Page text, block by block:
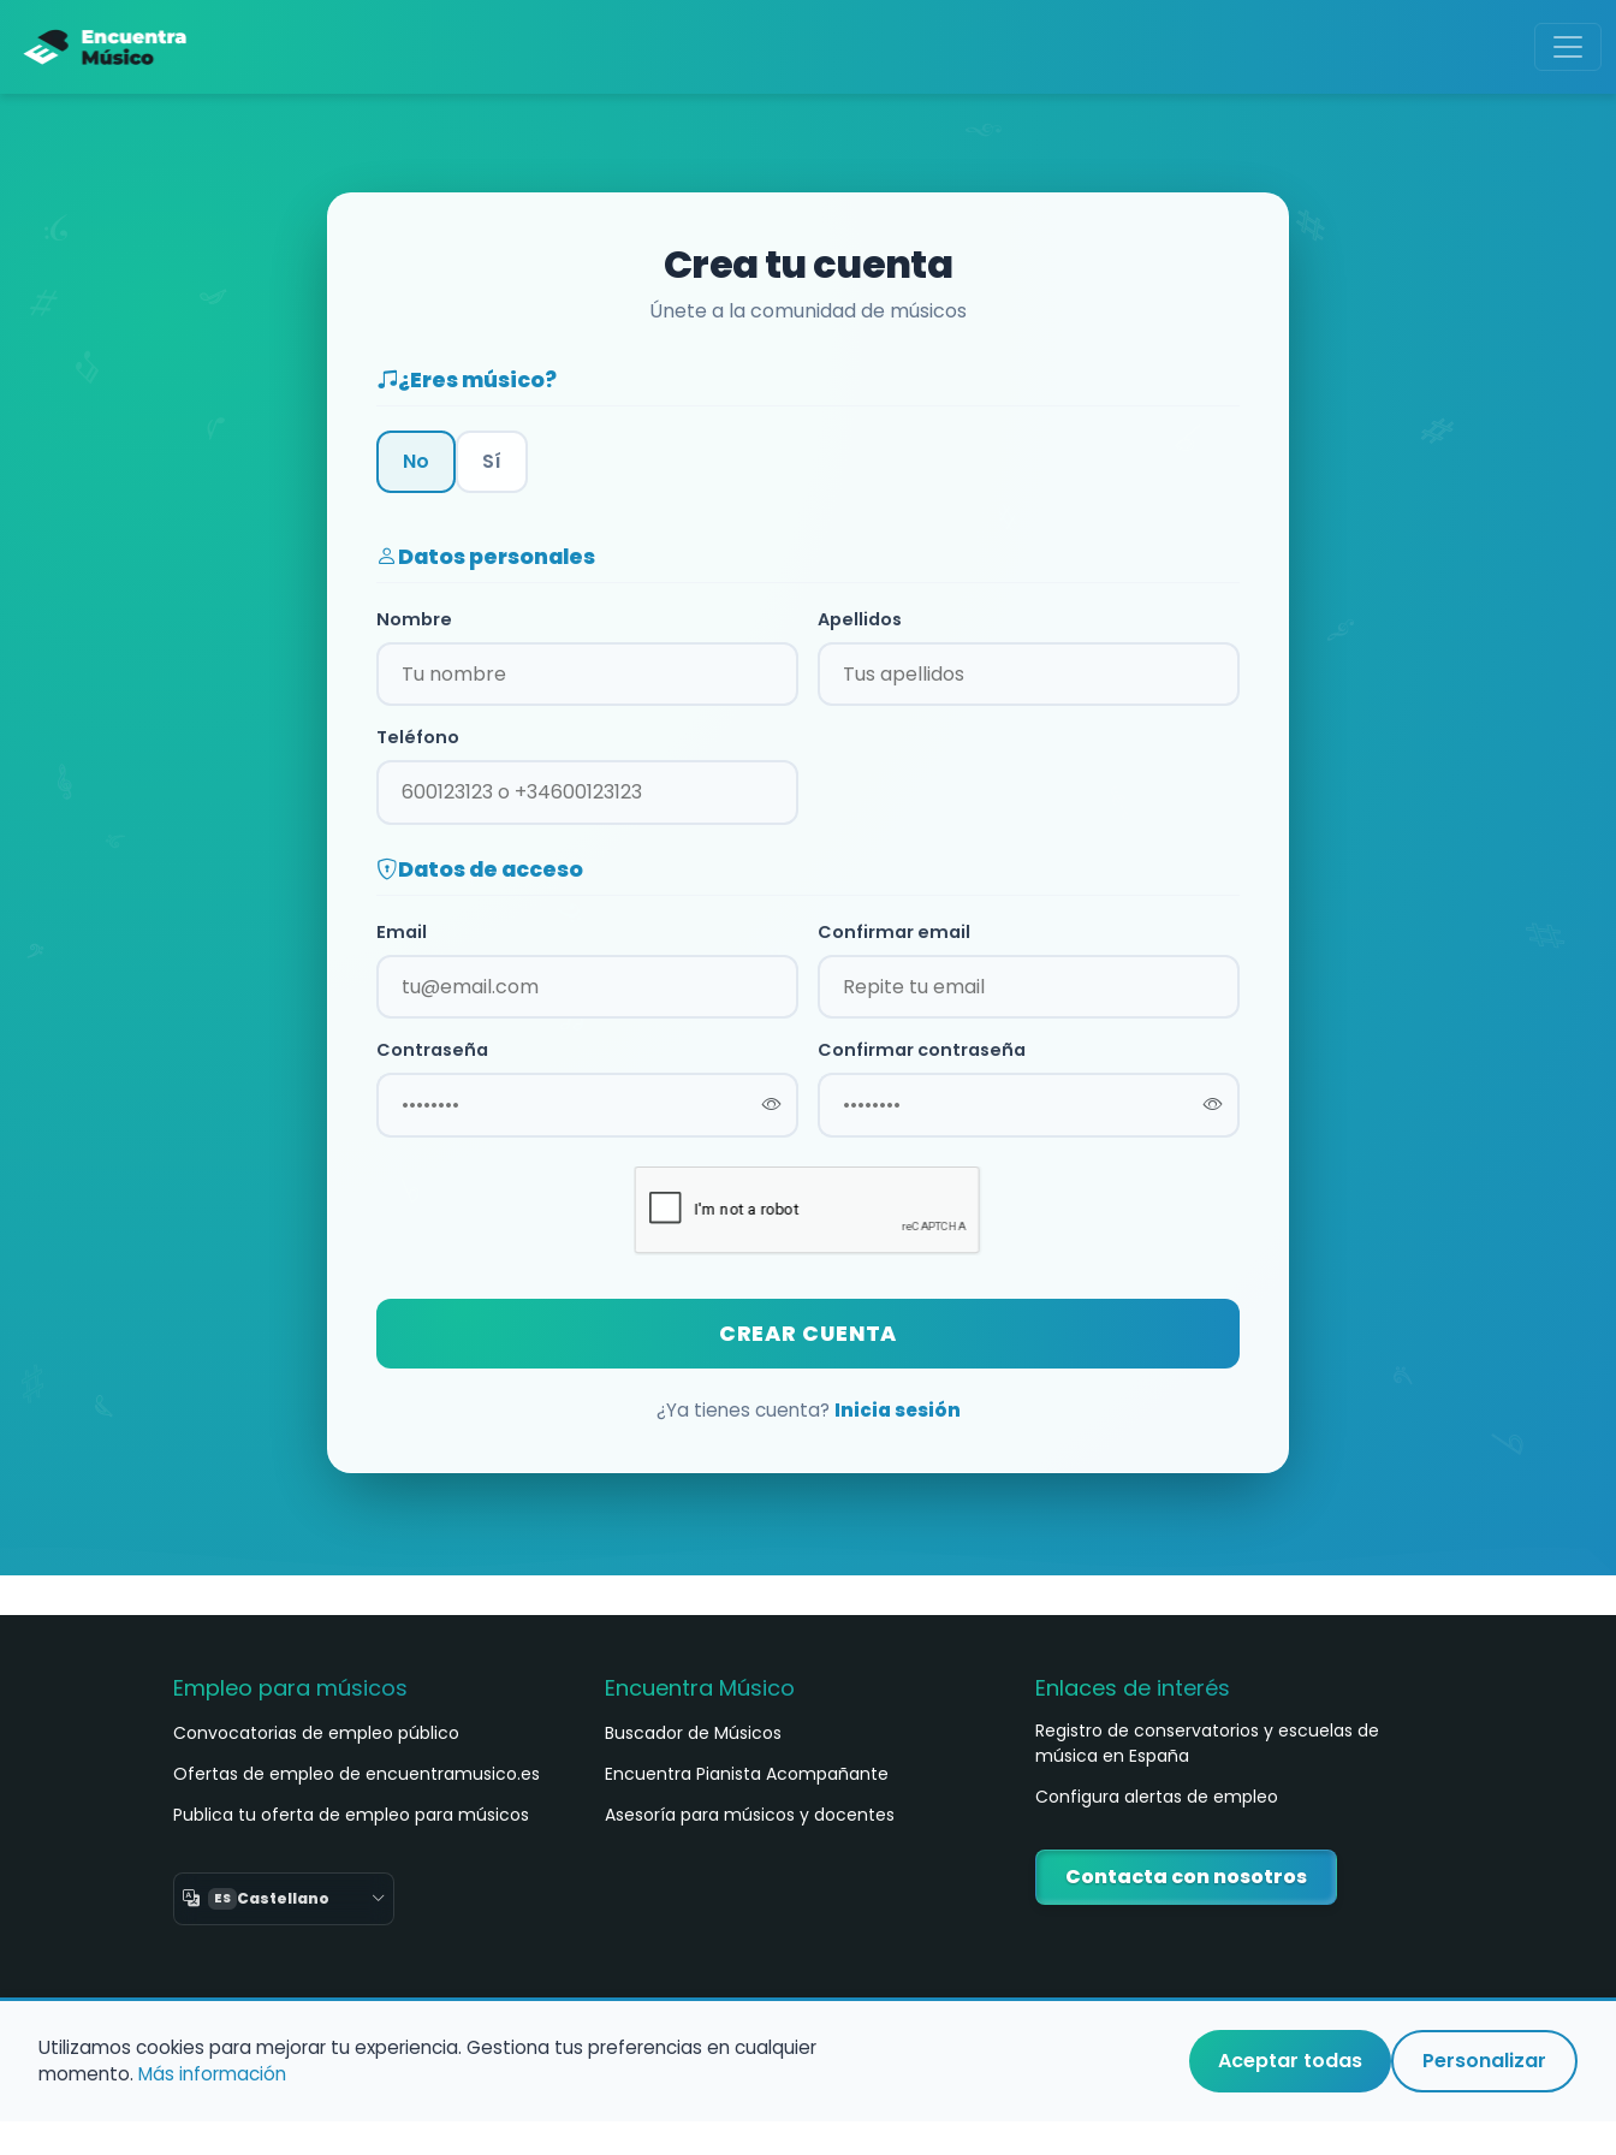
Crea tu cuenta
Únete a la comunidad de músicos
¿Eres músico?
No Sí
Datos personales
Nombre Apellidos
Teléfono
Datos de acceso
Email Confirmar email
Contraseña Confirmar contraseña
CREAR CUENTA
¿Ya tienes cuenta? Inicia sesión
Empleo para músicos
Convocatorias de empleo público
Ofertas de empleo de encuentramusico.es
Publica tu oferta de empleo para músicos
ES Castellano
Encuentra Músico
Buscador de Músicos
Encuentra Pianista Acompañante
Asesoría para músicos y docentes
Enlaces de interés
Registro de conservatorios y escuelas de
música en España
Configura alertas de empleo
Contacta con nosotros
Utilizamos cookies para mejorar tu experiencia. Gestiona tus preferencias en cualquier
momento. Más información Aceptar todas Personalizar